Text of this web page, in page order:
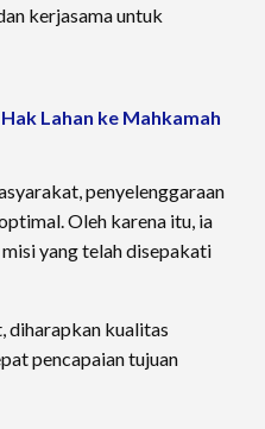
kerjasama untuk
Lahan ke Mahkamah
penyelenggaraan
Oleh karena itu, ia
yang telah disepakati
diharapkan kualitas
pencapaian tujuan